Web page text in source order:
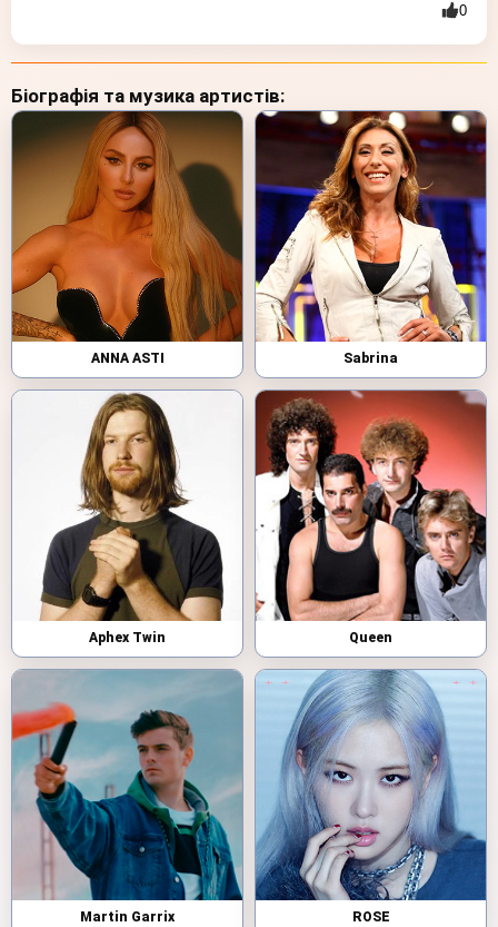
0
Біографія та музика артистів:
ANNA ASTI Sabrina
Aphex Twin Queen
Martin Garrix ROSE